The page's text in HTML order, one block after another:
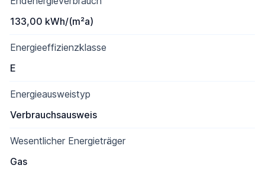
133,00 kWh/(m²a)
Energieeffizienzklasse
E
Energieausweistyp
Verbrauchsausweis
Wesentlicher Energieträger
Gas